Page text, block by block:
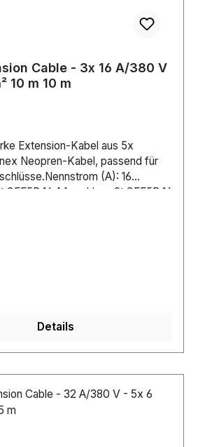
Cable - 3x 16 A/380 V
10 m 10 m
Extension-Kabel aus 5x
Neopren-Kabel, passend für
(A): 16
CEE5P 16 AAnschluss 2: CEE5P 16
5Position Erdungsklemme: 6H
Details